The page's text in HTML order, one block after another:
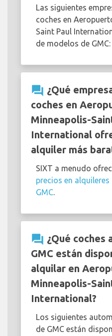
Las siguientes
coches en
Saint Paul
de modelos de GMC:
question_answer ¿Qué
coches en
Minneapolis-
International
alquiler más
SIXT a menudo
precios en
GMC.
question_answer ¿Qué coches
GMC están
alquilar en
Minneapolis-
International?
Los siguientes
de GMC están